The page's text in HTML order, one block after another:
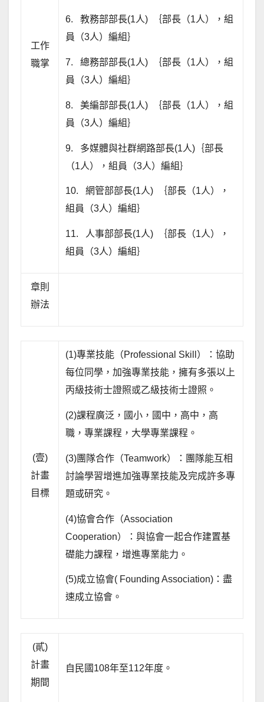
工作
職掌
6. 教務部部長(1人) ｛部長（1人），組
員（3人）編組｝
7. 總務部部長(1人) ｛部長（1人），組
員（3人）編組｝
8. 美編部部長(1人) ｛部長（1人），組
員（3人）編組｝
9. 多媒體與社群網路部長(1人)｛部長
（1人），組員（3人）編組｝
10. 網管部部長(1人) ｛部長（1人），
組員（3人）編組｝
11. 人事部部長(1人) ｛部長（1人），
組員（3人）編組｝
章則
辦法
(壹)
計畫
目標
(1)專業技能（Professional Skill）：協助
每位同學，加強專業技能，擁有多張以上
丙級技術士證照或乙級技術士證照。
(2)課程廣泛，國小，國中，高中，高
職，專業課程，大學專業課程。
(3)團隊合作（Teamwork）：團隊能互相
討論學習增進加強專業技能及完成許多專
題或研究。
(4)協會合作（Association
Cooperation）：與協會一起合作建置基
礎能力課程，增進專業能力。
(5)成立協會( Founding Association)：盡
速成立協會。
(貳)
計畫
期間
自民國108年至112年度。